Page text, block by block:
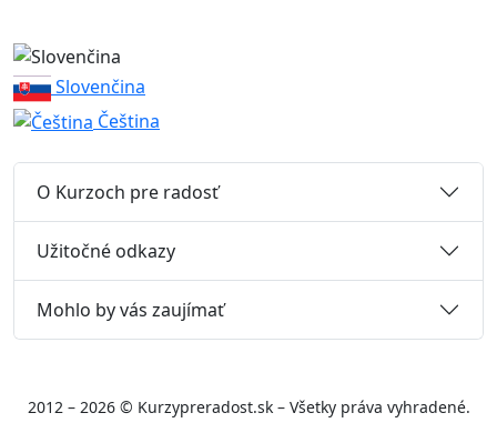
Slovenčina
Čeština
O Kurzoch pre radosť
Užitočné odkazy
Mohlo by vás zaujímať
2012 – 2026 © Kurzypreradost.sk – Všetky práva vyhradené.